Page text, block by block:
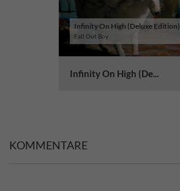
Infinity On High (Deluxe Edition)
Fall Out Boy
Infinity On High (De...
KOMMENTARE